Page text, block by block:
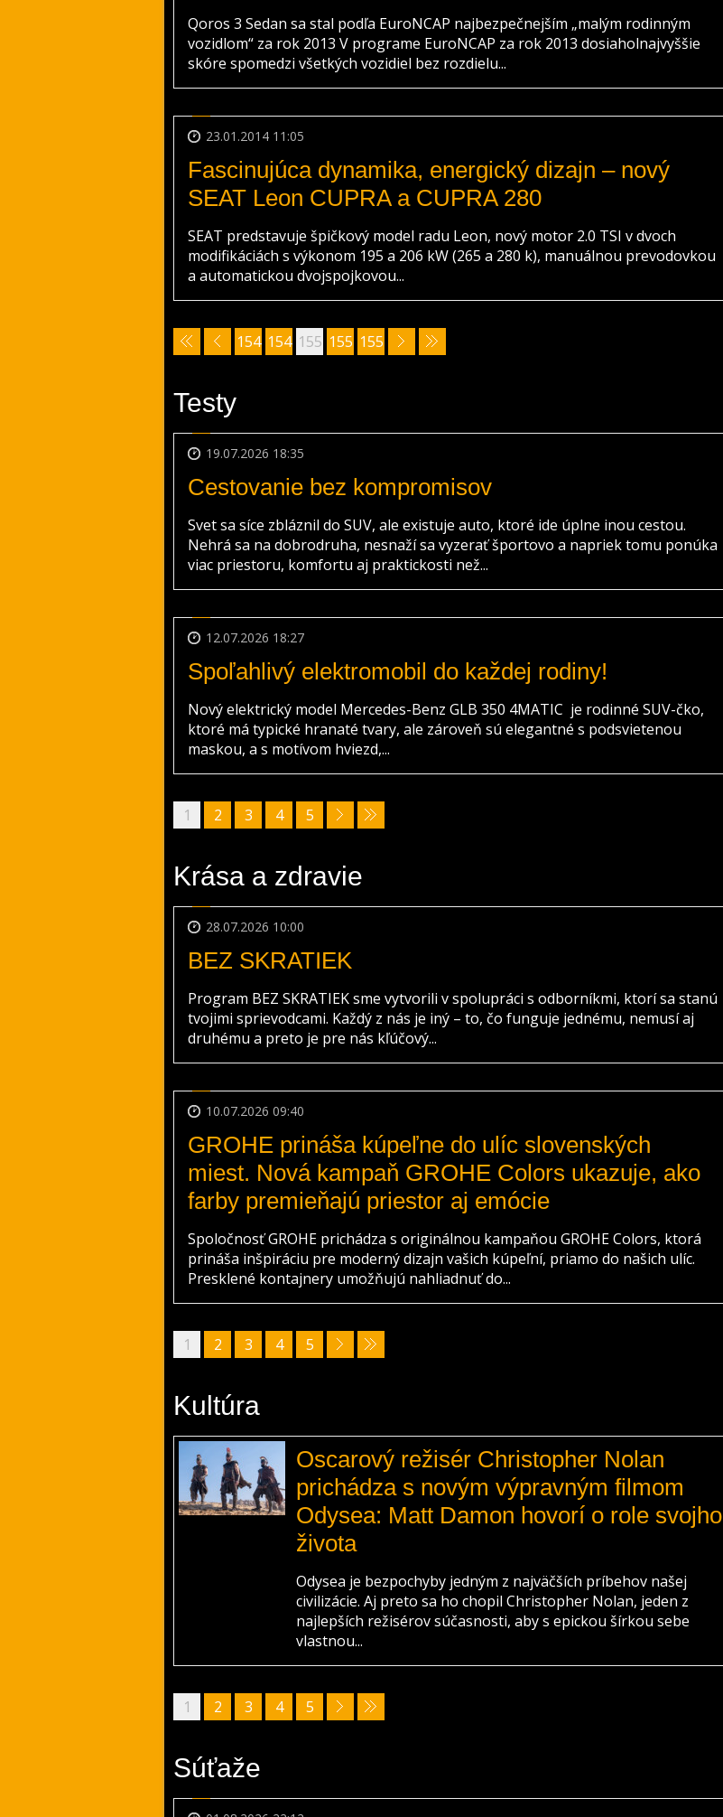
Qoros 3 Sedan sa stal podľa EuroNCAP najbezpečnejším „malým rodinným
vozidlom“ za rok 2013 V programe EuroNCAP za rok 2013 dosiaholnajvyššie
skóre spomedzi všetkých vozidiel bez rozdielu...
23.01.2014 11:05
Fascinujúca dynamika, energický dizajn – nový
SEAT Leon CUPRA a CUPRA 280
SEAT predstavuje špičkový model radu Leon, nový motor 2.0 TSI v dvoch
modifikáciách s výkonom 195 a 206 kW (265 a 280 k), manuálnou prevodovkou
a automatickou dvojspojkovou...
154 154 155 155 155
Testy
19.07.2026 18:35
Cestovanie bez kompromisov
Svet sa síce zbláznil do SUV, ale existuje auto, ktoré ide úplne inou cestou.
Nehrá sa na dobrodruha, nesnaží sa vyzerať športovo a napriek tomu ponúka
viac priestoru, komfortu aj praktickosti než...
12.07.2026 18:27
Spoľahlivý elektromobil do každej rodiny!
Nový elektrický model Mercedes-Benz GLB 350 4MATIC je rodinné SUV-čko,
ktoré má typické hranaté tvary, ale zároveň sú elegantné s podsvietenou
maskou, a s motívom hviezd,...
1 2 3 4 5
Krása a zdravie
28.07.2026 10:00
BEZ SKRATIEK
Program BEZ SKRATIEK sme vytvorili v spolupráci s odborníkmi, ktorí sa stanú
tvojimi sprievodcami. Každý z nás je iný – to, čo funguje jednému, nemusí aj
druhému a preto je pre nás kľúčový...
10.07.2026 09:40
GROHE prináša kúpeľne do ulíc slovenských
miest. Nová kampaň GROHE Colors ukazuje, ako
farby premieňajú priestor aj emócie
Spoločnosť GROHE prichádza s originálnou kampaňou GROHE Colors, ktorá
prináša inšpiráciu pre moderný dizajn vašich kúpeľní, priamo do našich ulíc.
Presklené kontajnery umožňujú nahliadnuť do...
1 2 3 4 5
Kultúra
Oscarový režisér Christopher Nolan
prichádza s novým výpravným filmom
Odysea: Matt Damon hovorí o role svojho
života
Odysea je bezpochyby jedným z najväčších príbehov našej
civilizácie. Aj preto sa ho chopil Christopher Nolan, jeden z
najlepších režisérov súčasnosti, aby s epickou šírkou sebe
vlastnou...
1 2 3 4 5
Súťaže